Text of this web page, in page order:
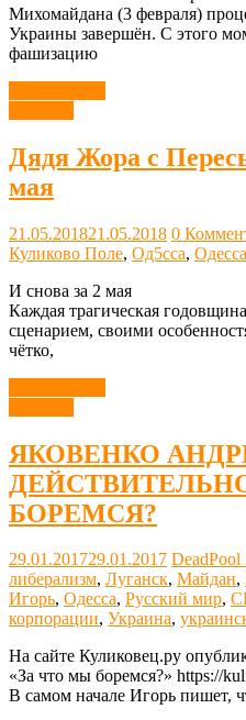
Михомайдана (3 февраля)
Украины завершён. С этого
фашизацию
Дядя Жора с
мая
21.05.201821.05.2018 0
Куликово Поле, Од5сса, Одесса
И снова за 2 мая
Каждая трагическая
сценарием, своими
чётко,
ЯКОВЕНКО
БОРЕМСЯ?
29.01.201729.01.2017 DeadPool
либерализм, Луганск, Майдан,
Игорь, Одесса, Русский мир,
корпорации, Украина,
На сайте Куликовец.ру
«За что мы боремся?» https://
В самом начале Игорь пишет,